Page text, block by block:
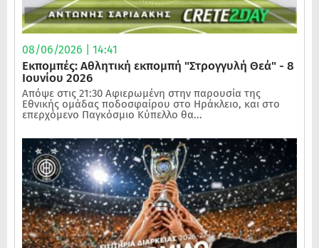
08/06/2026 | 14:41
Εκπομπές: Αθλητική εκπομπή "Στρογγυλή Θεά" - 8
Ιουνίου 2026
Απόψε στις 21:30 Αφιερωμένη στην παρουσία της
Εθνικής ομάδας ποδοσφαίρου στο Ηράκλειο, και στο
επερχόμενο Παγκόσμιο Κύπελλο θα...